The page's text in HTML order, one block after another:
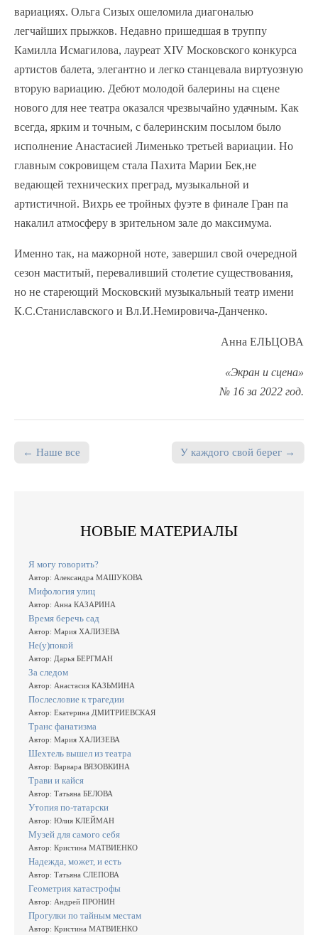
вариациях. Ольга Сизых ошеломила диагональю
легчайших прыжков. Недавно пришедшая в труппу
Камилла Исмагилова, лауреат XIV Московского конкурса
артистов балета, элегантно и легко станцевала виртуозную
вторую вариацию. Дебют молодой балерины на сцене
нового для нее театра оказался чрезвычайно удачным. Как
всегда, ярким и точным, с балеринским посылом было
исполнение Анастасией Лименько третьей вариации. Но
главным сокровищем стала Пахита Марии Бек,не
ведающей технических преград, музыкальной и
артистичной. Вихрь ее тройных фуэте в финале Гран па
накалил атмосферу в зрительном зале до максимума.
Именно так, на мажорной ноте, завершил свой очередной
сезон маститый, переваливший столетие существования,
но не стареющий Московский музыкальный театр имени
К.С.Станиславского и Вл.И.Немировича-Данченко.
Анна ЕЛЬЦОВА
«Экран и сцена»
№ 16 за 2022 год.
← Наше все У каждого свой берег →
НОВЫЕ МАТЕРИАЛЫ
Я могу говорить?
Автор: Александра МАШУКОВА
Мифология улиц
Автор: Анна КАЗАРИНА
Время беречь сад
Автор: Мария ХАЛИЗЕВА
Не(у)покой
Автор: Дарья БЕРГМАН
За следом
Автор: Анастасия КАЗЬМИНА
Послесловие к трагедии
Автор: Екатерина ДМИТРИЕВСКАЯ
Транс фанатизма
Автор: Мария ХАЛИЗЕВА
Шехтель вышел из театра
Автор: Варвара ВЯЗОВКИНА
Трави и кайся
Автор: Татьяна БЕЛОВА
Утопия по-татарски
Автор: Юлия КЛЕЙМАН
Музей для самого себя
Автор: Кристина МАТВИЕНКО
Надежда, может, и есть
Автор: Татьяна СЛЕПОВА
Геометрия катастрофы
Автор: Андрей ПРОНИН
Прогулки по тайным местам
Автор: Кристина МАТВИЕНКО